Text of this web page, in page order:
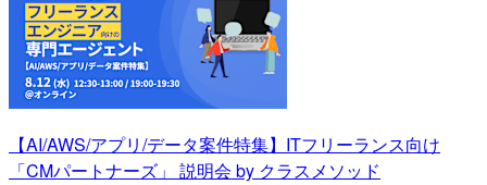
【AI/AWS/アプリ/データ案件特集】ITフリーランス向け
「CMパートナーズ」 説明会 by クラスメソッド